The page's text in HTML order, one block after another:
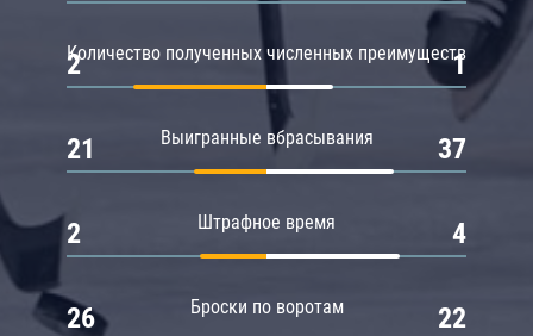
Количество полученных численных преимуществ
2 1
Выигранные вбрасывания
21 37
Штрафное время
2 4
Броски по воротам
26 22